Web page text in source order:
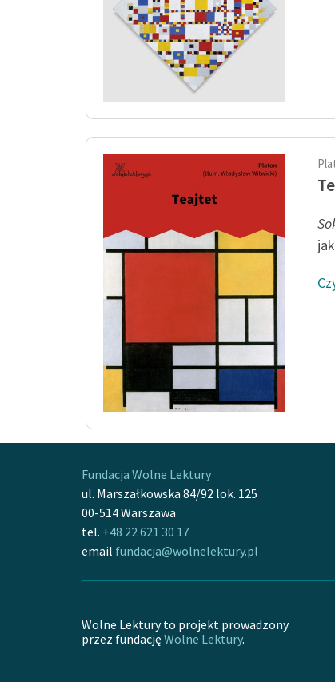
Fundacja Wolne Lektury
ul. Marszałkowska 84/92 lok. 125
00-514 Warszawa
tel. +48 22 621 30 17
email fundacja@wolnelektury.pl
Wolne Lektury to projekt prowadzony
przez fundację Wolne Lektury.